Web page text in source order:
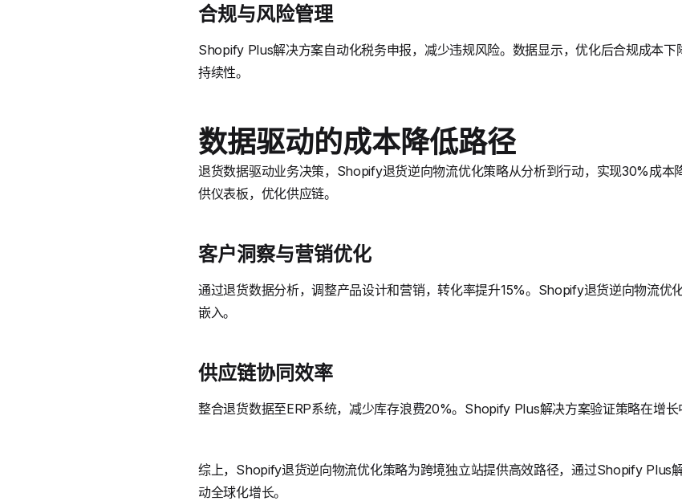
合规与风险管理
Shopify Plus解决方案自动化税务申报，减少违规风险。数据显示，优化后合规成本
持续性。
数据驱动的成本降低路径
退货数据驱动业务决策，Shopify退货逆向物流优化策略从分析到行动，实现30%成
供仪表板，优化供应链。
客户洞察与营销优化
通过退货数据分析，调整产品设计和营销，转化率提升15%。Shopify退货逆向物流优
嵌入。
供应链协同效率
整合退货数据至ERP系统，减少库存浪费20%。Shopify Plus解决方案验证策略在增长
综上，Shopify退货逆向物流优化策略为跨境独立站提供高效路径，通过Shopify Plus
动全球化增长。